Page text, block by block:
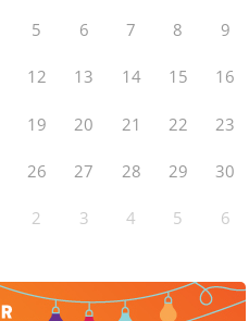
5 6 7 8 9
12 13 14 15 16
19 20 21 22 23
26 27 28 29 30
2 3 4 5 6